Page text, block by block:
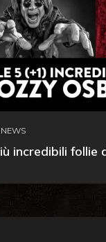
incredibili follie